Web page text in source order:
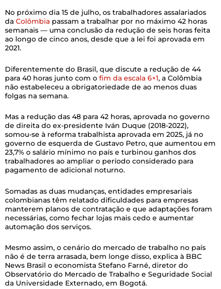
No próximo dia 15 de julho, os trabalhadores assalariados
da Colômbia passam a trabalhar por no máximo 42 horas
semanais — uma conclusão da redução de seis horas feita
ao longo de cinco anos, desde que a lei foi aprovada em
2021.
Diferentemente do Brasil, que discute a redução de 44
para 40 horas junto com o fim da escala 6×1, a Colômbia
não estabeleceu a obrigatoriedade de ao menos duas
folgas na semana.
Mas a redução das 48 para 42 horas, aprovada no governo
de direita do ex-presidente Iván Duque (2018-2022),
somou-se à reforma trabalhista aprovada em 2025, já no
governo de esquerda de Gustavo Petro, que aumentou em
23,7% o salário mínimo no país e turbinou ganhos dos
trabalhadores ao ampliar o período considerado para
pagamento de adicional noturno.
Somadas as duas mudanças, entidades empresariais
colombianas têm relatado dificuldades para empresas
manterem planos de contratação e que adaptações foram
necessárias, como fechar lojas mais cedo e aumentar
automação dos serviços.
Mesmo assim, o cenário do mercado de trabalho no país
não é de terra arrasada, bem longe disso, explica à BBC
News Brasil o economista Stefano Farné, diretor do
Observatório do Mercado de Trabalho e Seguridade Social
da Universidade Externado, em Bogotá.